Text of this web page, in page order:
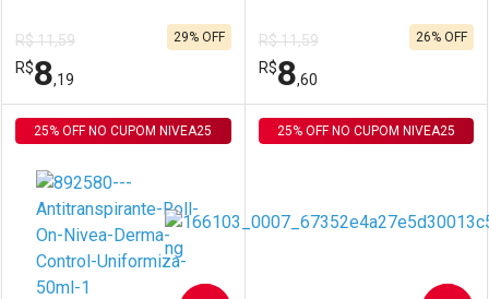
Comprar sem Desconto
Por R$ 8,19/cada
Comprar sem Desconto
Por R$ 8,19/cada
Comprar sem Desconto
Por R$ 8,19/cada
Comprar sem Desconto
Por R$ 8,19/cada
R$ 11,59
R$8,19
29% OFF
FECHAR
Laboratório
FECHAR
Por Menos
R$ 11,59
R$8,60
26% OFF
25% OFF NO CUPOM NIVEA25 25% OFF NO CUPOM NIVEA25